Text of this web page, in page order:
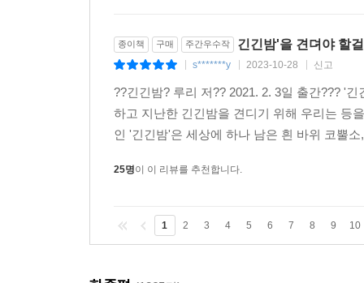
신기한 일이다. 안전한 자기 세계를 벗어나 무
함께 있어 준 코끼리들이 아니었다면 완성되지
찾기 위한 출발선 위에 서 있다. 이 이야기를
이야기가 더 이상 신기하지 않을 것이다. 그리고
알라딘 임아혁 MD
읽는 중간중간 눈물이 나와서 혼났다. 반복되는
비겁하게 들렸지만 이제는 조금 알 것 같다. 지치
된다는 것을. 이 책이 코로나로 지친 모두에게
종이책 구매 주간우수작 긴긴밤'을 견뎌야 할
s*******y 2023-10-28 신고
??긴긴밤? 루리 저?? 2021. 2. 3일 출간??? '
하고 지난한 긴긴밤을 견디기 위해 우리는 등
인 '긴긴밤'은 세상에 하나 남은 흰 바위 코뿔
25명이 이 리뷰를 추천합니다.
1 2 3 4 5 6 7 8 9 10